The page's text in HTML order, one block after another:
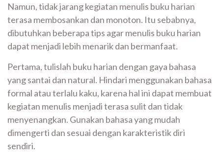
Namun, tidak jarang kegiatan menulis buku harian
terasa membosankan dan monoton. Itu sebabnya,
dibutuhkan beberapa tips agar menulis buku harian
dapat menjadi lebih menarik dan bermanfaat.
Pertama, tulislah buku harian dengan gaya bahasa
yang santai dan natural. Hindari menggunakan bahasa
formal atau terlalu kaku, karena hal ini dapat membuat
kegiatan menulis menjadi terasa sulit dan tidak
menyenangkan. Gunakan bahasa yang mudah
dimengerti dan sesuai dengan karakteristik diri
sendiri.